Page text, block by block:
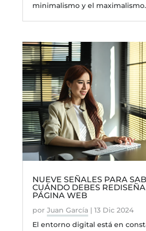
minimalismo y el maximalismo.
NUEVE SEÑALES PARA
CUÁNDO DEBES
PÁGINA WEB
por Juan García | 13 Dic 2024
El entorno digital está en